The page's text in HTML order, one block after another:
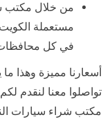
من خلال مكتب
مستعملة
في كل
أسعارنا مميزة وهذا
تواصلوا معنا لنقدم
مكتب شراء سيارات